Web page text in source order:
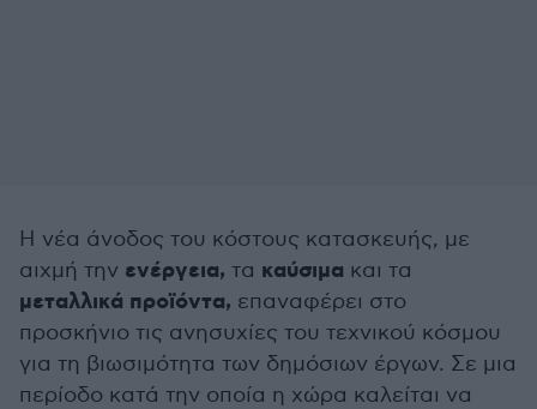
Η νέα άνοδος του κόστους κατασκευής, με
αιχμή την ενέργεια, τα καύσιμα και τα
μεταλλικά προϊόντα, επαναφέρει στο
προσκήνιο τις ανησυχίες του τεχνικού κόσμου
για τη βιωσιμότητα των δημόσιων έργων. Σε μια
περίοδο κατά την οποία η χώρα καλείται να